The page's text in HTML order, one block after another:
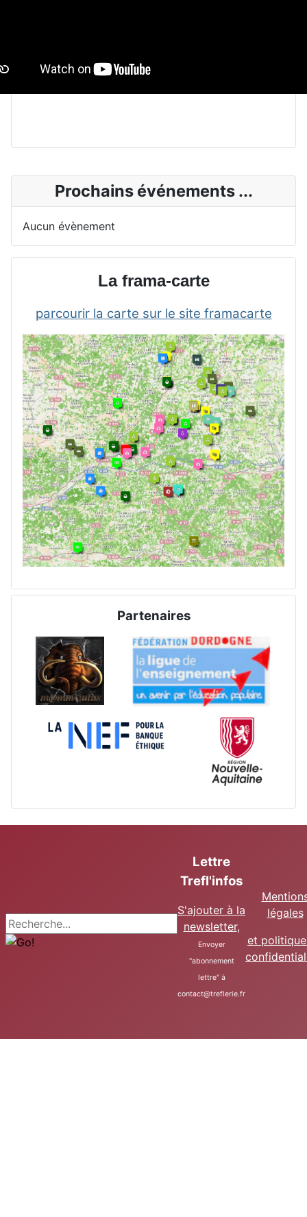
Prochains événements ...
Aucun évènement
La frama-carte
parcourir la carte sur le site framacarte
Partenaires
Recherche
Lettre
Trefl'infos
S'ajouter à la
newsletter,
Envoyer
"abonnement
lettre" à
contact@treflerie.fr
légales
et